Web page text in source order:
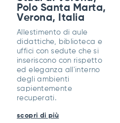
Polo Santa Marta,
Verona, Italia
Allestimento di aule
didattiche, biblioteca e
uffici con sedute che si
inseriscono con rispetto
ed eleganza all'interno
degli ambienti
sapientemente
recuperati.
scopri di più